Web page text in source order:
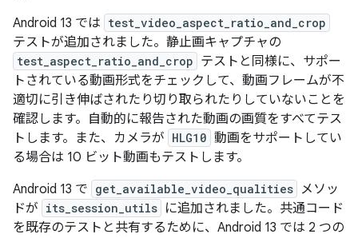
Android 13 では test_video_aspect_ratio_and_crop
テストが追加されました。静止画キャプチャの
test_aspect_ratio_and_crop テストと同様に、サポー
トされている動画形式をチェックして、動画フレームが不
適切に引き伸ばされたり切り取られたりしていないことを
確認します。自動的に報告された動画の画質をすべてテス
トします。また、カメラが HLG10 動画をサポートしてい
る場合は 10 ビット動画もテストします。
Android 13 で get_available_video_qualities メソッ
ドが its_session_utils に追加されました。共通コード
を既存のテストと共有するために、Android 13 では 2 つの